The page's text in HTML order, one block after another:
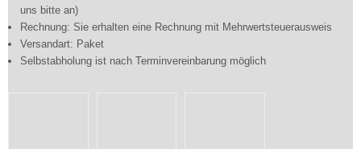
uns bitte an)
Rechnung: Sie erhalten eine Rechnung mit Mehrwertsteuerausweis
Versandart: Paket
Selbstabholung ist nach Terminvereinbarung möglich